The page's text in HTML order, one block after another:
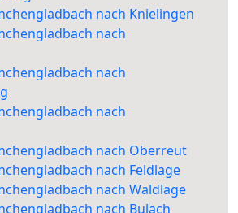
nach Knielingen
nach
nach
nach
nach Oberreut
nach Feldlage
nach Waldlage
nach Bulach